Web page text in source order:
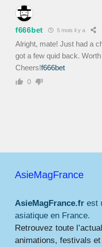
f666bet 5 mois il y a
Alright, mate! Just had a
got a few quid back.
Cheers!f666bet
0
AsieMagFrance
AsieMagFrance.fr est
asiatique en France.
Retrouvez toute
animations, festivals